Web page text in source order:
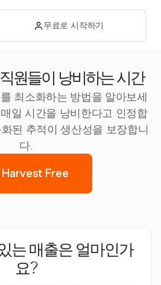
무료로 시작하기
원들이 낭비하는 시간
최소화하는 방법을 알아보세
일 시간을 낭비한다고 인정합
된 추적이 생산성을 보장합니
다.
Harvest Free
는 매출은 얼마인가
요?